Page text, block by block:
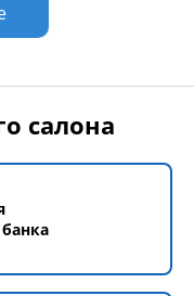
салона